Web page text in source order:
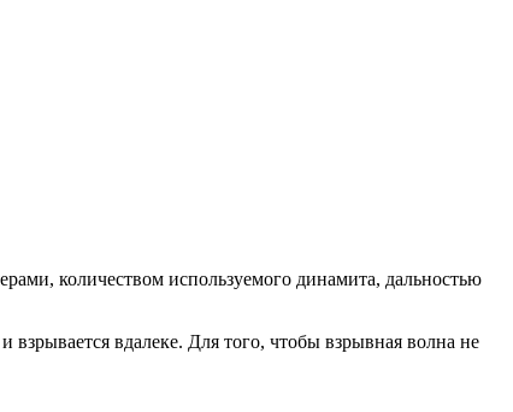
количеством используемого динамита, дальностью
вдалеке. Для того, чтобы взрывная волна не